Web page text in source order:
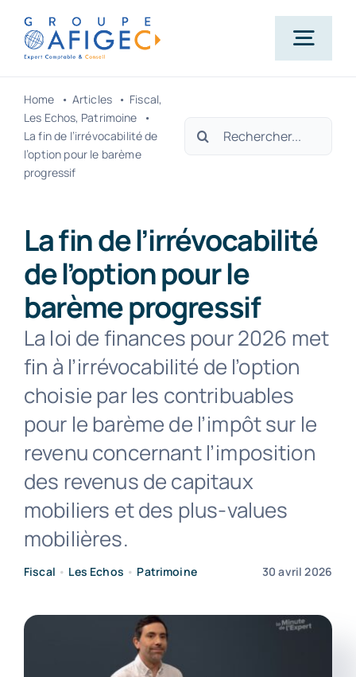
Passer
contenu
Accueil
Nos métiers
Actualités
Carrière
Contact
Home Articles
Fiscal
Les Echos Patrimoine
La fin de l’irrévocabilité de
l’option pour le barème
progressif
Rechercher:
La fin de l’irrévocabilité
de l’option pour le
barème progressif
La loi de finances pour 2026 met
fin à l’irrévocabilité de l’option
choisie par les contribuables
pour le barème de l’impôt sur le
revenu concernant l’imposition
des revenus de capitaux
mobiliers et des plus-values
mobilières.
Fiscal • Les Echos • Patrimoine 30 avril 2026